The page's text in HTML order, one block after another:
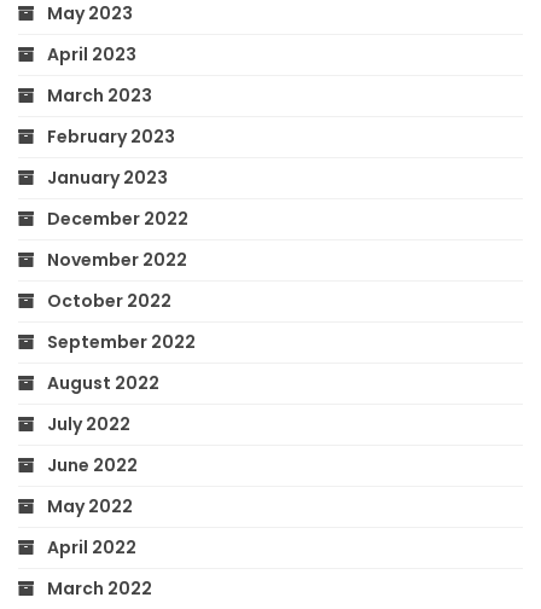
May 2023
April 2023
March 2023
February 2023
January 2023
December 2022
November 2022
October 2022
September 2022
August 2022
July 2022
June 2022
May 2022
April 2022
March 2022